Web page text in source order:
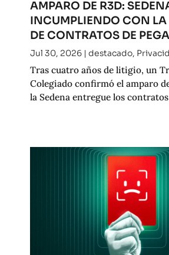
AMPARO DE R3D:
INCUMPLIENDO CON LA
DE CONTRATOS DE
Jul 30, 2026| destacado,
Tras cuatro años de litigio, un
Colegiado confirmó el amparo
la Sedena entregue los contratos